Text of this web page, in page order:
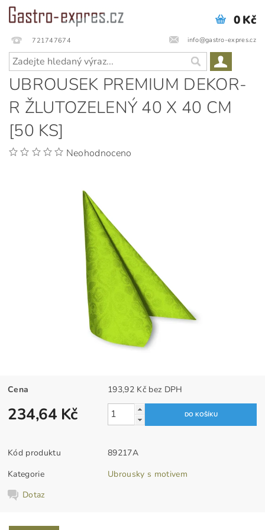
721747674 info@gastro-expres.cz
0 Kč
UBROUSEK PREMIUM DEKOR-
R ŽLUTOZELENÝ 40 X 40 CM
[50 KS]
Neohodnoceno
Cena 193,92 Kč bez DPH
234,64 Kč
Kód produktu
89217A
Kategorie
Ubrousky s motivem
Dotaz